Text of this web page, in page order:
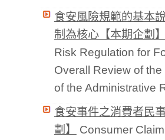
食安風險規範的基本
制為核心【本期企劃】
Risk Regulation for
Overall Review of
of the Administrative
食安事件之消費者民
劃】
Consumer